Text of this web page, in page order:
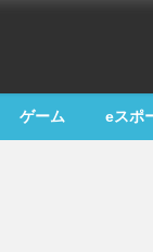
ゲーム eスポ